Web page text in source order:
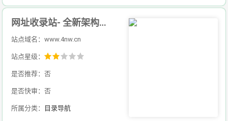
网址收录站- 全新架构自动秒收录网址导航，实现自主提交，自动化收录，打造百万网址库
站点域名：www.4nw.cn
站点星级：
是否推荐：否
是否快审：否
所属分类： 目录导航